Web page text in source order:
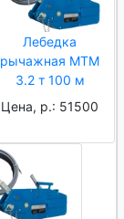
Лебедка
рычажная МТМ
3.2 т 100 м
Цена, р.: 51500